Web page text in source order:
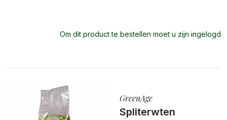
Om dit product te bestellen moet u zijn ingelogd
GreenAge
Spliterwten